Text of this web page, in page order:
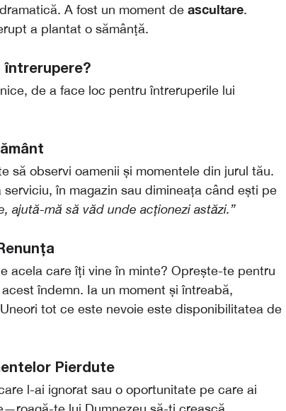
A fost un moment de ascultare.
a plantat o sămânță.
întrerupere?
de a face loc pentru întreruperile lui
să observi oamenii și momentele din jurul tău.
în magazin sau dimineața când ești pe
ajută-mă să văd unde acționezi astăzi.”
acela care îți vine în minte? Oprește-te pentru
îndemn. Ia un moment și întreabă,
Uneori tot ce este nevoie este disponibilitatea de
Pierdute
l-ai ignorat sau o oportunitate pe care ai